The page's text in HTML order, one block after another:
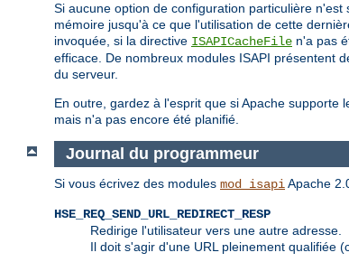
Si aucune option de configuration particulière
mémoire jusqu'à ce que l'utilisation de cette
invoquée, si la directive ISAPICacheFile n'a pas
efficace. De nombreux modules ISAPI présentent
du serveur.
En outre, gardez à l'esprit que si Apache supporte
mais n'a pas encore été planifié.
Journal du programmeur
Si vous écrivez des modules mod_isapiApache
HSE_REQ_SEND_URL_REDIRECT_RESP
Redirige l'utilisateur vers une autre adresse.
Il doit s'agir d'une URL pleinement qualifiée